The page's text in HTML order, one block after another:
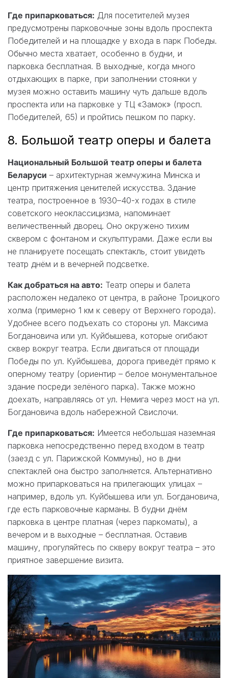
Где припарковаться: Для посетителей музея
предусмотрены парковочные зоны вдоль проспекта
Победителей и на площадке у входа в парк Победы.
Обычно места хватает, особенно в будни, и
парковка бесплатная. В выходные, когда много
отдыхающих в парке, при заполнении стоянки у
музея можно оставить машину чуть дальше вдоль
проспекта или на парковке у ТЦ «Замок» (просп.
Победителей, 65) и пройтись пешком по парку.
8. Большой театр оперы и балета
Национальный Большой театр оперы и балета
Беларуси – архитектурная жемчужина Минска и
центр притяжения ценителей искусства. Здание
театра, построенное в 1930–40-х годах в стиле
советского неоклассицизма, напоминает
величественный дворец. Оно окружено тихим
сквером с фонтаном и скульптурами. Даже если вы
не планируете посещать спектакль, стоит увидеть
театр днём и в вечерней подсветке.
Как добраться на авто: Театр оперы и балета
расположен недалеко от центра, в районе Троицкого
холма (примерно 1 км к северу от Верхнего города).
Удобнее всего подъехать со стороны ул. Максима
Богдановича или ул. Куйбышева, которые огибают
сквер вокруг театра. Если двигаться от площади
Победы по ул. Куйбышева, дорога приведёт прямо к
оперному театру (ориентир – белое монументальное
здание посреди зелёного парка). Также можно
доехать, направляясь от ул. Немига через мост на ул.
Богдановича вдоль набережной Свислочи.
Где припарковаться: Имеется небольшая наземная
парковка непосредственно перед входом в театр
(заезд с ул. Парижской Коммуны), но в дни
спектаклей она быстро заполняется. Альтернативно
можно припарковаться на прилегающих улицах –
например, вдоль ул. Куйбышева или ул. Богдановича,
где есть парковочные карманы. В будни днём
парковка в центре платная (через паркоматы), а
вечером и в выходные – бесплатная. Оставив
машину, прогуляйтесь по скверу вокруг театра – это
приятное завершение визита.